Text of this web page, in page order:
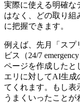
実際に使える明確な
はなく、どの取り組
に把握できます。
例えば、先月「スプ
ビス（24/7
ページを作成したと
エリに対してAI生成
てくれます。もし表
うまくいったこと